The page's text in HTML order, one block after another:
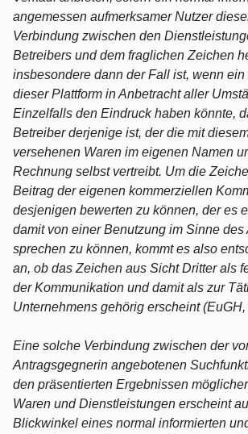
angemessen aufmerksamer Nutzer
Verbindung zwischen den
Betreibers und dem fraglichen Zeichen
insbesondere dann der Fall ist, wenn
dieser Plattform in Anbetracht aller
Einzelfalls den Eindruck haben könnte,
Betreiber derjenige ist, der die mit
versehenen Waren im eigenen Namen
Rechnung selbst vertreibt. Um die
Beitrag der eigenen kommerziellen
desjenigen bewerten zu können, der es
damit von einer Benutzung im Sinne des
sprechen zu können, kommt es also
an, ob das Zeichen aus Sicht Dritter als
der Kommunikation und damit als zur
Unternehmens gehörig erscheint (EuGH,
Eine solche Verbindung zwischen der
Antragsgegnerin angebotenen
den präsentierten Ergebnissen
Waren und Dienstleistungen erscheint
Blickwinkel eines normal informierten